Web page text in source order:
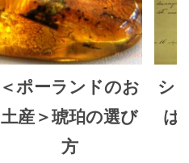
＜ポーランドのお
土産＞琥珀の選び
方
シ
は